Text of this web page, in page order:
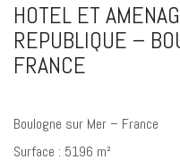
HOTEL ET
REPUBLIQUE –
FRANCE
Boulogne sur Mer – France
Surface : 5196 m²